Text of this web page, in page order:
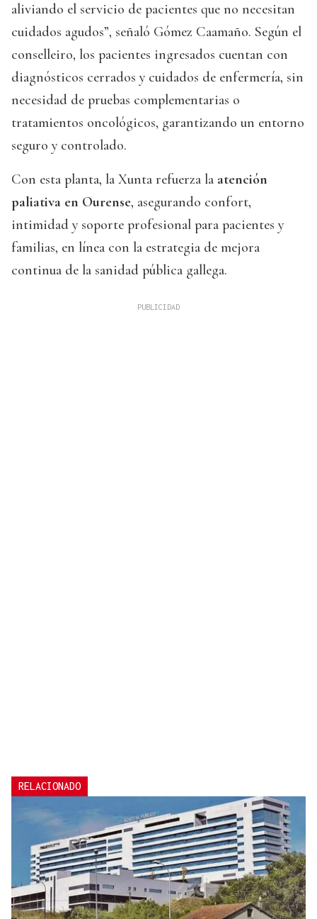
aliviando el servicio de pacientes que no necesitan
cuidados agudos”, señaló Gómez Caamaño. Según el
conselleiro, los pacientes ingresados cuentan con
diagnósticos cerrados y cuidados de enfermería, sin
necesidad de pruebas complementarias o
tratamientos oncológicos, garantizando un entorno
seguro y controlado.
Con esta planta, la Xunta refuerza la atención
paliativa en Ourense, asegurando confort,
intimidad y soporte profesional para pacientes y
familias, en línea con la estrategia de mejora
continua de la sanidad pública gallega.
RELACIONADO